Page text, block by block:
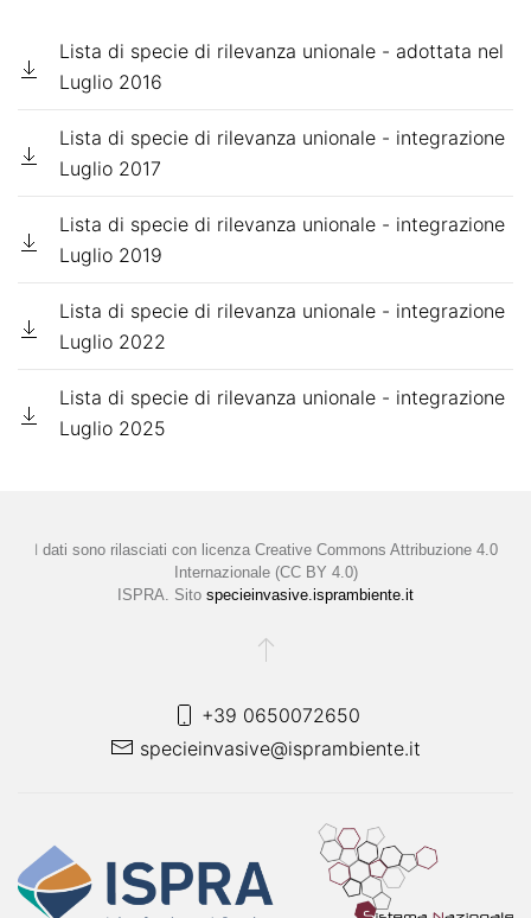
Lista di specie di rilevanza unionale - adottata nel
Luglio 2016
Lista di specie di rilevanza unionale - integrazione
Luglio 2017
Lista di specie di rilevanza unionale - integrazione
Luglio 2019
Lista di specie di rilevanza unionale - integrazione
Luglio 2022
Lista di specie di rilevanza unionale - integrazione
Luglio 2025
I dati sono rilasciati con licenza Creative Commons Attribuzione 4.0
Internazionale (CC BY 4.0)
ISPRA. Sito specieinvasive.isprambiente.it
+39 0650072650
specieinvasive@isprambiente.it